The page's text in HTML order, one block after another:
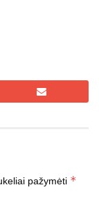
pažymėti *